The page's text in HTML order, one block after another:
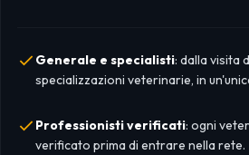
Generale e specialisti: dalla visita
specializzazioni veterinarie, in
Professionisti verificati: ogni
verificato prima di entrare nella rete.